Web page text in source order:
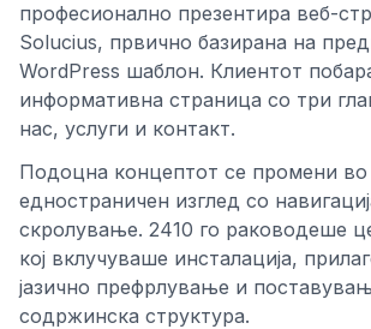
професионално презентира веб-
Solucius, првично базирана на
WordPress шаблон. Клиентот
информативна страница со три
нас, услуги и контакт.
Подоцна концептот се промени во
едностраничен изглед со
скролување. 2410 го раководеше
кој вклучуваше инсталација,
јазично префрлување и
содржинска структура.